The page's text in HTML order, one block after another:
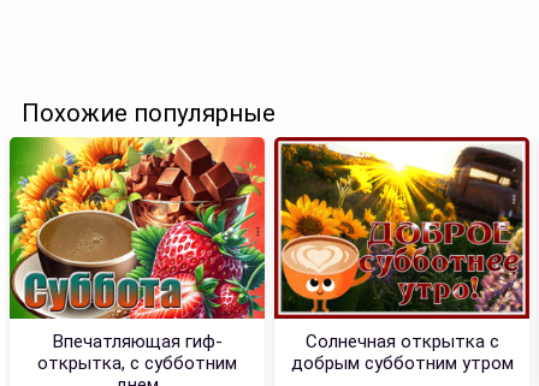
Похожие популярные
Впечатляющая гиф-
открытка, с субботним
Солнечная открытка с
добрым субботним утром